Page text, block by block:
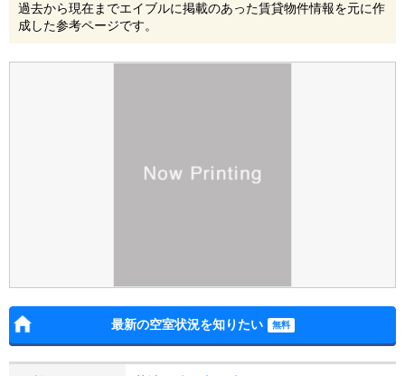
過去から現在までエイブルに掲載のあった賃貸物件情報を元に作
成した参考ページです。
最新の空室状況を知りたい